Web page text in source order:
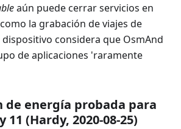
aún puede cerrar servicios en
la grabación de viajes de
dispositivo considera que OsmAnd
de aplicaciones 'raramente
de energía probada para
11 (Hardy, 2020-08-25)